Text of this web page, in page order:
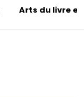
Arts du livre